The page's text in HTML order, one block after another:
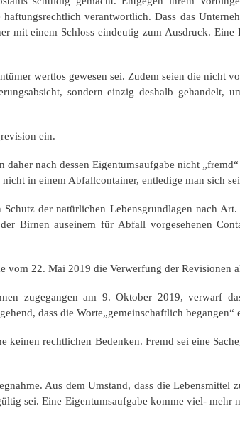
verantwortlich. Dass das
mit einem Schloss eindeutig zum Ausdruck.
wertlos gewesen sei. Zudem seien die nicht
sondern einzig deshalb gehandelt,
ein.
nach dessen Eigentumsaufgabe nicht
in einem Abfallcontainer, entledige man sich
der natürlichen Lebensgrundlagen nach
Birnen auseinem für Abfall vorgesehenen
vom 22. Mai 2019 die Verwerfung der Revisionen
zugegangen am 9. Oktober 2019, verwarf
dass die Worte„gemeinschaftlich begangen“
rechtlichen Bedenken. Fremd sei eine
Aus dem Umstand, dass die
sei. Eine Eigentumsaufgabe komme viel-